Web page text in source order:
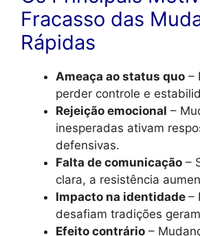
Fracasso das
Rápidas
Ameaça ao status quo –
perder controle e
Rejeição emocional –
inesperadas ativam
defensivas.
Falta de comunicação –
clara, a resistência
Impacto na identidade –
desafiam tradições
Efeito contrário –